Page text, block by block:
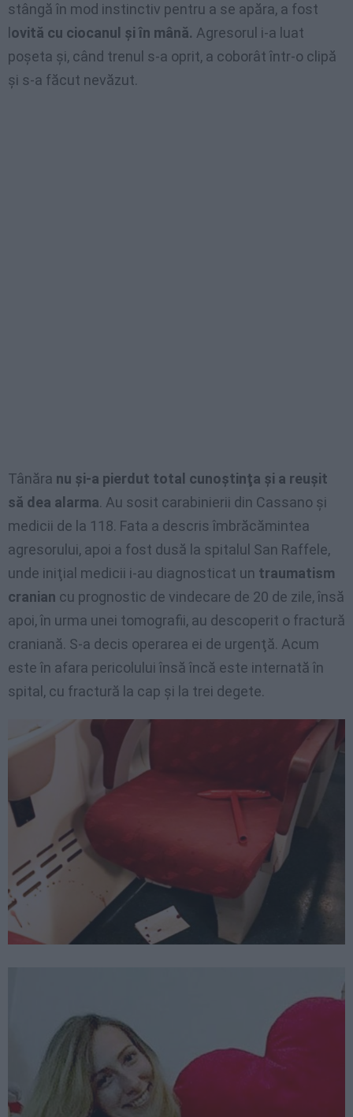
stângă în mod instinctiv pentru a se apăra, a fost
ovită cu ciocanul şi în mână. Agresorul i-a luat
poşeta şi, când trenul s-a oprit, a coborât într-o clipă
şi s-a făcut nevăzut.
Tânăra nu şi-a pierdut total cunoştinţa şi a reuşit
să dea alarma. Au sosit carabinierii din Cassano şi
medicii de la 118. Fata a descris îmbrăcămintea
agresorului, apoi a fost dusă la spitalul San Raffele,
unde iniţial medicii i-au diagnosticat un traumatism
cranian cu prognostic de vindecare de 20 de zile, însă
apoi, în urma unei tomografii, au descoperit o fractură
craniană. S-a decis operarea ei de urgenţă. Acum
este în afara pericolului însă încă este internată în
spital, cu fractură la cap şi la trei degete.